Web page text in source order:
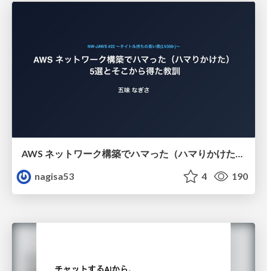
AWS ネットワーク構築でハマった（ハマりかけた） 5選とそこから得た教訓
nagisa53
4 190